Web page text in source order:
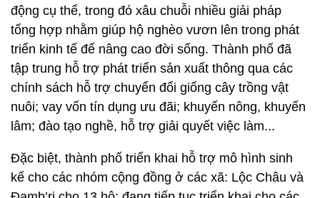
động cụ thể, trong đó xâu chuỗi nhiều giải pháp
tổng hợp nhằm giúp hộ nghèo vươn lên trong phát
triển kinh tế để nâng cao đời sống. Thành phố đã
tập trung hỗ trợ phát triển sản xuất thông qua các
chính sách hỗ trợ chuyển đổi giống cây trồng vật
nuôi; vay vốn tín dụng ưu đãi; khuyến nông, khuyến
lâm; đào tạo nghề, hỗ trợ giải quyết việc làm...
Đặc biệt, thành phố triển khai hỗ trợ mô hình sinh
kế cho các nhóm cộng đồng ở các xã: Lộc Châu và